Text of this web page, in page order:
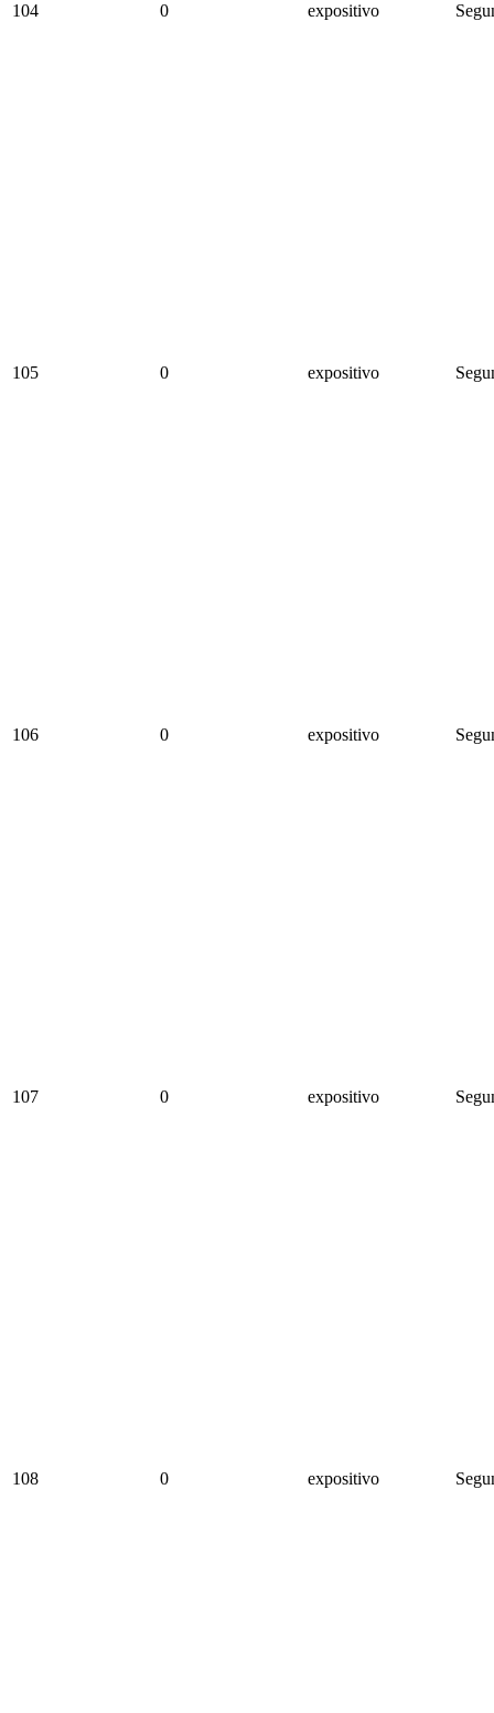
104 0 expositivo
105 0 expositivo
106 0 expositivo
107 0 expositivo
108 0 expositivo